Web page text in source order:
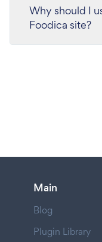
Why should I
Foodica site?
Main
Blog
Plugin Library